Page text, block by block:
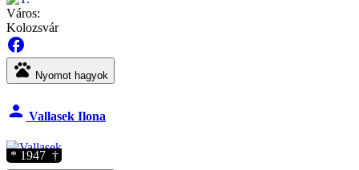
Város:
Kolozsvár
facebook
pets Nyomot hagyok
person Vallasek Ilona
* 1947 †